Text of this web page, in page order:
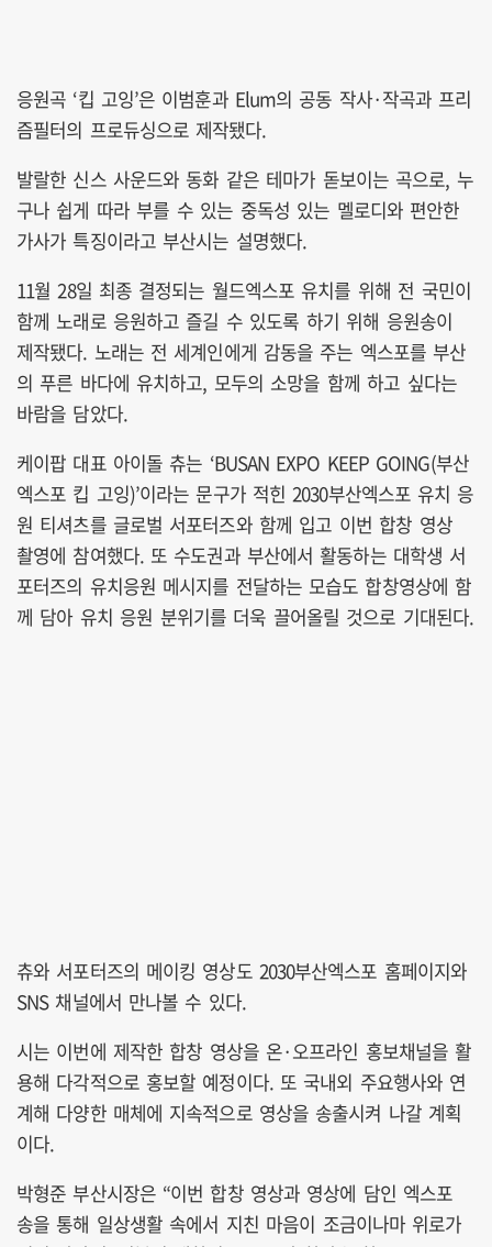
응원곡 ‘킵 고잉’은 이범훈과 Elum의 공동 작사·작곡과 프리
즘필터의 프로듀싱으로 제작됐다.
발랄한 신스 사운드와 동화 같은 테마가 돋보이는 곡으로, 누
구나 쉽게 따라 부를 수 있는 중독성 있는 멜로디와 편안한
가사가 특징이라고 부산시는 설명했다.
11월 28일 최종 결정되는 월드엑스포 유치를 위해 전 국민이
함께 노래로 응원하고 즐길 수 있도록 하기 위해 응원송이
제작됐다. 노래는 전 세계인에게 감동을 주는 엑스포를 부산
의 푸른 바다에 유치하고, 모두의 소망을 함께 하고 싶다는
바람을 담았다.
케이팝 대표 아이돌 츄는 ‘BUSAN EXPO KEEP GOING(부산
엑스포 킵 고잉)’이라는 문구가 적힌 2030부산엑스포 유치 응
원 티셔츠를 글로벌 서포터즈와 함께 입고 이번 합창 영상
촬영에 참여했다. 또 수도권과 부산에서 활동하는 대학생 서
포터즈의 유치응원 메시지를 전달하는 모습도 합창영상에 함
께 담아 유치 응원 분위기를 더욱 끌어올릴 것으로 기대된다.
츄와 서포터즈의 메이킹 영상도 2030부산엑스포 홈페이지와
SNS 채널에서 만나볼 수 있다.
시는 이번에 제작한 합창 영상을 온·오프라인 홍보채널을 활
용해 다각적으로 홍보할 예정이다. 또 국내외 주요행사와 연
계해 다양한 매체에 지속적으로 영상을 송출시켜 나갈 계획
이다.
박형준 부산시장은 “이번 합창 영상과 영상에 담인 엑스포
송을 통해 일상생활 속에서 지친 마음이 조금이나마 위로가